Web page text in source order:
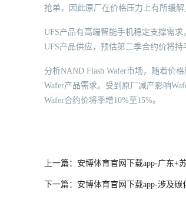
抢单，因此原厂在价格压力上有所缓
UFS产品有高端智能手机稳定支撑需
UFS产品供应，预估第二季合约价将持
分析NAND Flash Wafer市场，随着价
Wafer产品需求。受到原厂减产影响
Wafer合约价将季增10%至15%。
上一篇：安博体育官网下载app-广东+
下一篇：安博体育官网下载app-涉及